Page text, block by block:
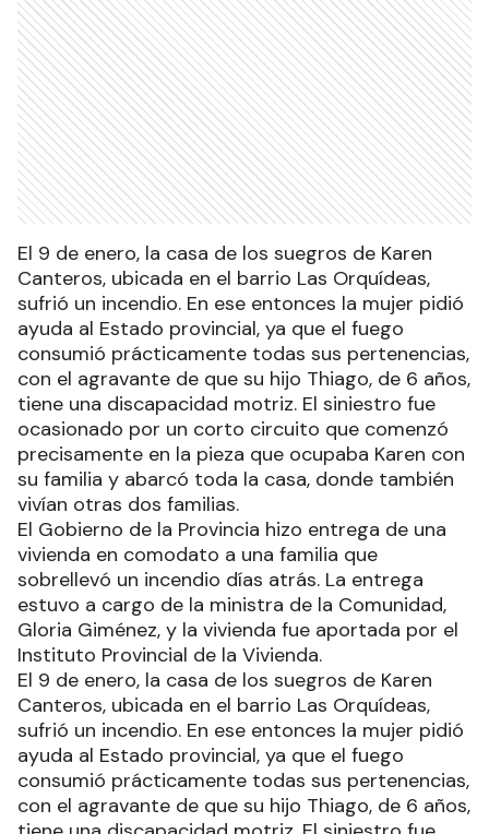
El 9 de enero, la casa de los suegros de Karen
Canteros, ubicada en el barrio Las Orquídeas,
sufrió un incendio. En ese entonces la mujer pidió
ayuda al Estado provincial, ya que el fuego
consumió prácticamente todas sus pertenencias,
con el agravante de que su hijo Thiago, de 6 años,
tiene una discapacidad motriz. El siniestro fue
ocasionado por un corto circuito que comenzó
precisamente en la pieza que ocupaba Karen con
su familia y abarcó toda la casa, donde también
vivían otras dos familias.
El Gobierno de la Provincia hizo entrega de una
vivienda en comodato a una familia que
sobrellevó un incendio días atrás. La entrega
estuvo a cargo de la ministra de la Comunidad,
Gloria Giménez, y la vivienda fue aportada por el
Instituto Provincial de la Vivienda.
El 9 de enero, la casa de los suegros de Karen
Canteros, ubicada en el barrio Las Orquídeas,
sufrió un incendio. En ese entonces la mujer pidió
ayuda al Estado provincial, ya que el fuego
consumió prácticamente todas sus pertenencias,
con el agravante de que su hijo Thiago, de 6 años,